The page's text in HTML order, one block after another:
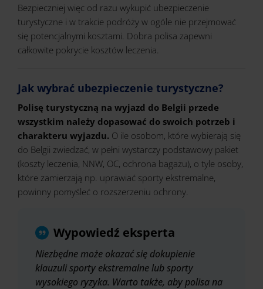
Bezpieczniej więc od razu wykupić ubezpieczenie
turystyczne i w trakcie podróży w ogóle nie przejmować
się potencjalnymi kosztami. Dobra polisa zapewni
całkowite pokrycie kosztów leczenia.
Jak wybrać ubezpieczenie turystyczne?
Polisę turystyczną na wyjazd do Belgii przede
wszystkim należy dopasować do swoich potrzeb i
charakteru wyjazdu. O ile osobom, które wybierają się
do Belgii zwiedzać, w pełni wystarczy podstawowy pakiet
(koszty leczenia, NNW, OC, ochrona bagażu), o tyle osoby,
które zamierzają np. uprawiać sporty ekstremalne,
powinny pomyśleć o rozszerzeniu ochrony.
Wypowiedź eksperta
Niezbędne może okazać się dokupienie
klauzuli sporty ekstremalne lub sporty
wysokiego ryzyka. Warto także, aby polisa na